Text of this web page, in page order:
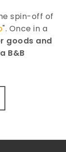
spin-off of
". Once in a
goods and
B&B